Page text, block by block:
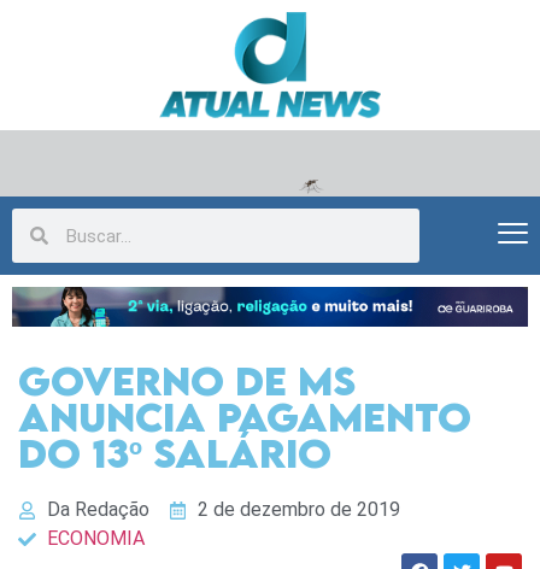
Governo de MS
anuncia pagamento
do 13º salário
Da Redação
2 de dezembro de 2019
ECONOMIA